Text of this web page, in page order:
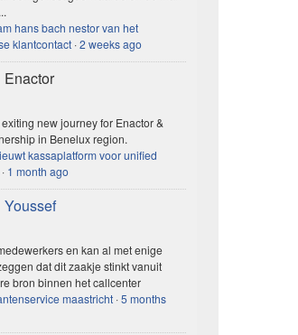
hans bach nestor van het
klantcontact ·2 weeks ago
Enactor
new journey for Enactor &
in Benelux region.
kassaplatform voor unified
· 1 month ago
Youssef
en kan al met enige
dat dit zaakje stinkt vanuit
bron binnen het callcenter
maastricht ·5 months